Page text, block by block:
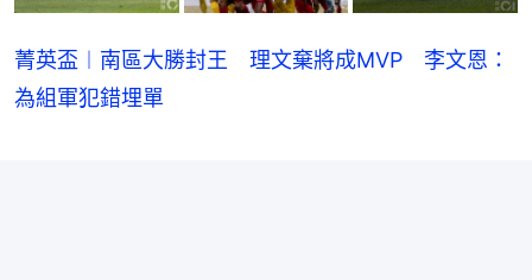
菁英盃︱南區大勝封王 理文棄將成MVP 李文恩：
為組軍犯錯埋單